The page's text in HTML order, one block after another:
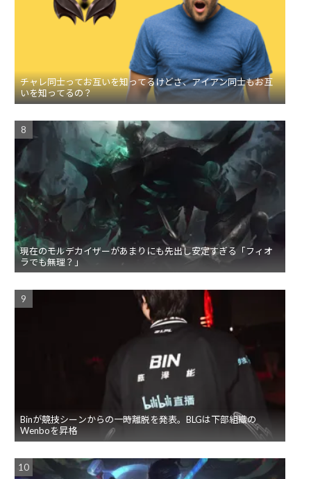
チャレ同士ってお互いを知ってるけどさ、アイアン同士もお互
いを知ってるの？
現在のモルデカイザーがあまりにも先出し安定すぎる「フィオ
ラでも無理？」
Binが競技シーンからの一時離脱を発表。BLGは下部組織の
Wenboを昇格